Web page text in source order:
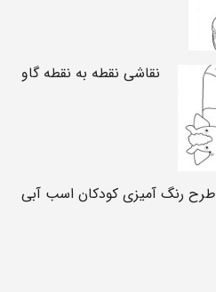
نقاشی نقطه به نقطه گاو
طرح رنگ آمیزی کودکان اسب آبی